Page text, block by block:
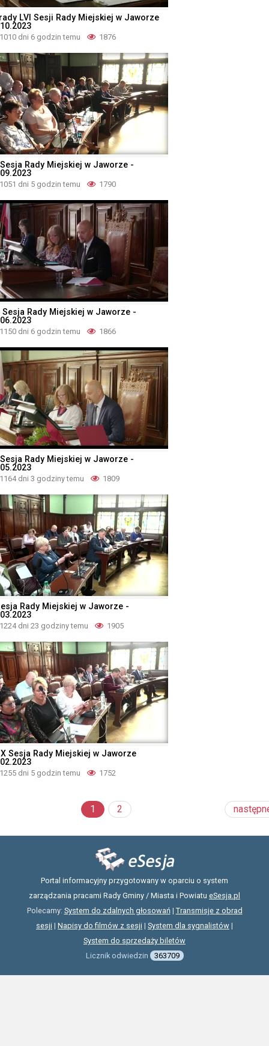
LVI Sesji Rady Miejskiej w Jaworze
1010 dni 6 godzin temu 1876
Rady Miejskiej w Jaworze -
1051 dni 5 godzin temu 1790
Sesja Rady Miejskiej w Jaworze -
1150 dni 6 godzin temu 1866
Rady Miejskiej w Jaworze -
1164 dni 3 godziny temu 1809
Rady Miejskiej w Jaworze -
1224 dni 23 godziny temu 1905
Sesja Rady Miejskiej w Jaworze
1255 dni 5 godzin temu 1752
1 2
Portal informacyjny przygotowany w oparciu o system
zarządzania pracami Rady Gminy / Miasta i Powiatu eSesja.pl
Polecamy: System do zdalnych głosowań| Transmisje z obrad
sesji | Napisy do filmów z sesji | System dla sygnalistów |
System do sprzedaży biletów
Licznik odwiedzin
363709